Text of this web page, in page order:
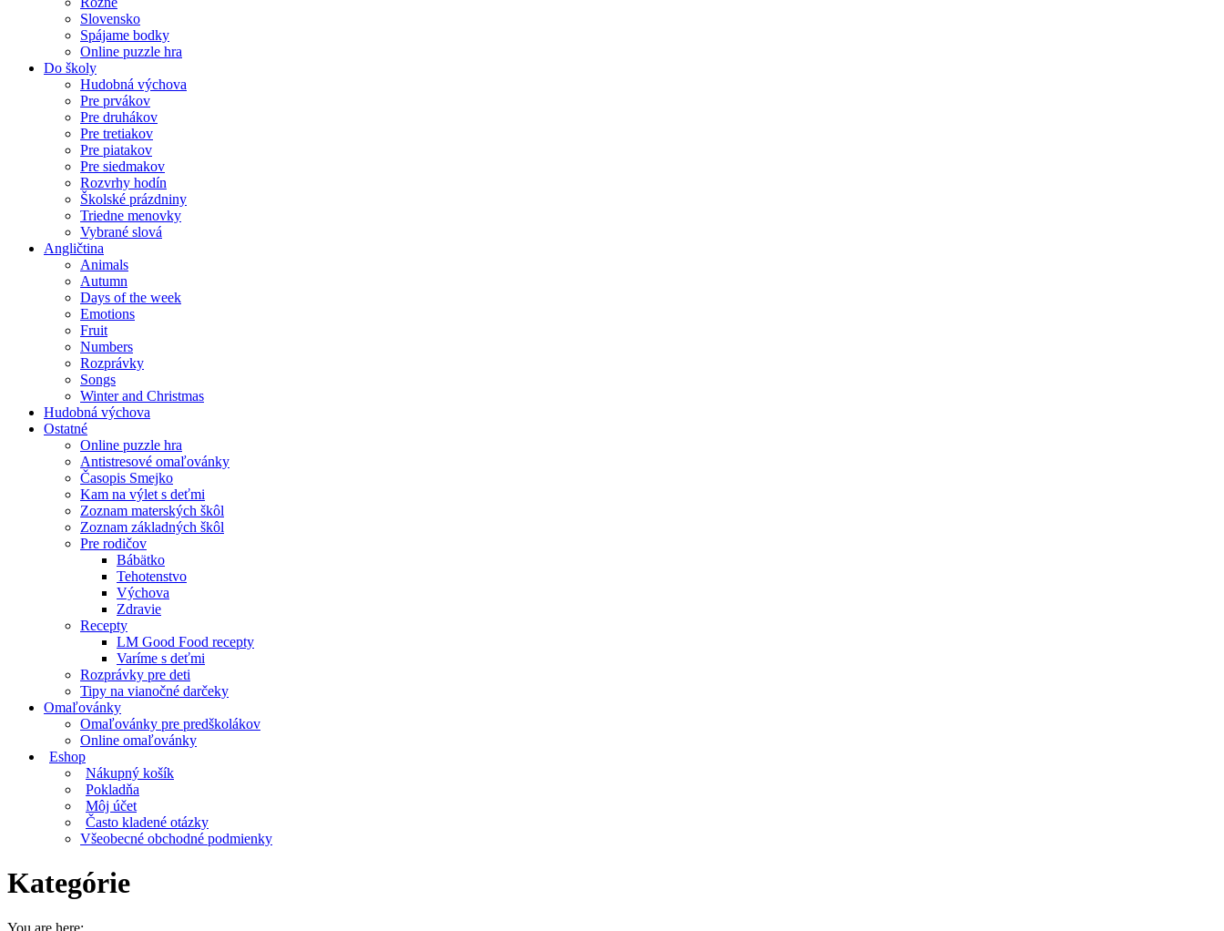
Slovensko
Spájame bodky
Online puzzle hra
Do školy
Hudobná výchova
Pre prvákov
Pre druhákov
Pre tretiakov
Pre piatakov
Pre siedmakov
Rozvrhy hodín
Školské prázdniny
Triedne menovky
Vybrané slová
Angličtina
Animals
Autumn
Days of the week
Emotions
Fruit
Numbers
Rozprávky
Songs
Winter and Christmas
Hudobná výchova
Ostatné
Online puzzle hra
Antistresové omaľovánky
Časopis Smejko
Kam na výlet s deťmi
Zoznam materských škôl
Zoznam základných škôl
Pre rodičov
Bábätko
Tehotenstvo
Výchova
Zdravie
Recepty
LM Good Food recepty
Varíme s deťmi
Rozprávky pre deti
Tipy na vianočné darčeky
Omaľovánky
Omaľovánky pre predškolákov
Online omaľovánky
Eshop
Nákupný košík
Pokladňa
Môj účet
Často kladené otázky
Všeobecné obchodné podmienky
Kategórie
You are here: